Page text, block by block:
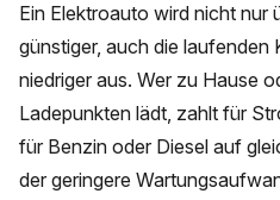
Ein Elektroauto wird nicht nur
günstiger, auch die
niedriger aus. Wer zu Hause
Ladepunkten lädt, zahlt für
für Benzin oder Diesel auf
der geringere